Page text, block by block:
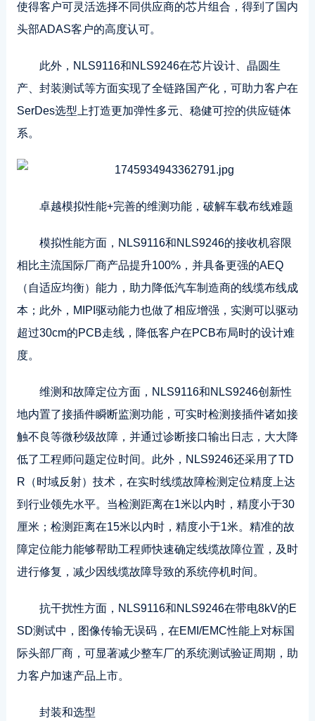
使得客户可灵活选择不同供应商的芯片组合，得到了国内
头部ADAS客户的高度认可。
此外，NLS9116和NLS9246在芯片设计、晶圆生
产、封装测试等方面实现了全链路国产化，可助力客户在
SerDes选型上打造更加弹性多元、稳健可控的供应链体
系。
卓越模拟性能+完善的维测功能，破解车载布线难题
模拟性能方面，NLS9116和NLS9246的接收机容限
相比主流国际厂商产品提升100%，并具备更强的AEQ
（自适应均衡）能力，助力降低汽车制造商的线缆布线成
本；此外，MIPI驱动能力也做了相应增强，实测可以驱动
超过30cm的PCB走线，降低客户在PCB布局时的设计难
度。
维测和故障定位方面，NLS9116和NLS9246创新性
地内置了接插件瞬断监测功能，可实时检测接插件诸如接
触不良等微秒级故障，并通过诊断接口输出日志，大大降
低了工程师问题定位时间。此外，NLS9246还采用了TD
R（时域反射）技术，在实时线缆故障检测定位精度上达
到行业领先水平。当检测距离在1米以内时，精度小于30
厘米；检测距离在15米以内时，精度小于1米。精准的故
障定位能力能够帮助工程师快速确定线缆故障位置，及时
进行修复，减少因线缆故障导致的系统停机时间。
抗干扰性方面，NLS9116和NLS9246在带电8kV的E
SD测试中，图像传输无误码，在EMI/EMC性能上对标国
际头部厂商，可显著减少整车厂的系统测试验证周期，助
力客户加速产品上市。
封装和选型